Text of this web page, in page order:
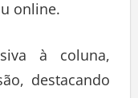
online.
à coluna,
destacando